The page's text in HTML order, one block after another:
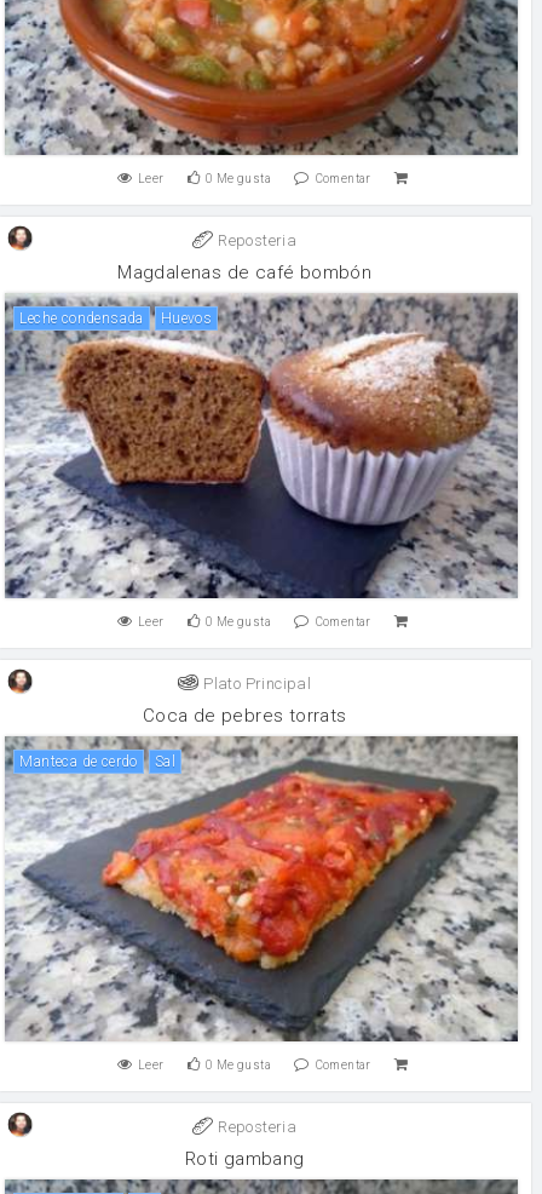
Leer 0 Me gusta Comentar
Reposteria
Magdalenas de café bombón
leche condensada huevos
Leer 0 Me gusta Comentar
Plato Principal
Coca de pebres torrats
Manteca de cerdo sal
Leer 0 Me gusta Comentar
Reposteria
Roti gambang